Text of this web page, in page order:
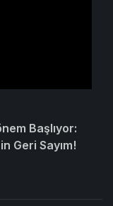
Başlıyor:
Geri Sayım!